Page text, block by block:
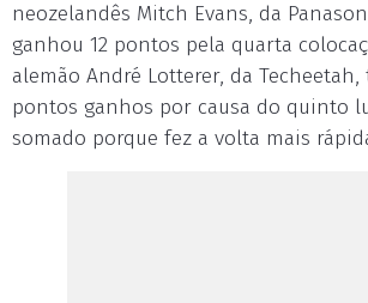
neozelandês Mitch Evans, da
ganhou 12 pontos pela quarta
alemão André Lotterer, da Techeetah,
pontos ganhos por causa do quinto
somado porque fez a volta mais